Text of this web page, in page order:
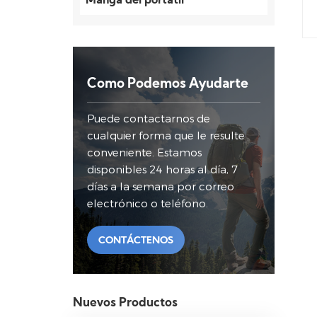
Como Podemos Ayudarte
Puede contactarnos de
cualquier forma que le resulte
conveniente. Estamos
disponibles 24 horas al día, 7
días a la semana por correo
electrónico o teléfono.
CONTÁCTENOS
Nuevos Productos